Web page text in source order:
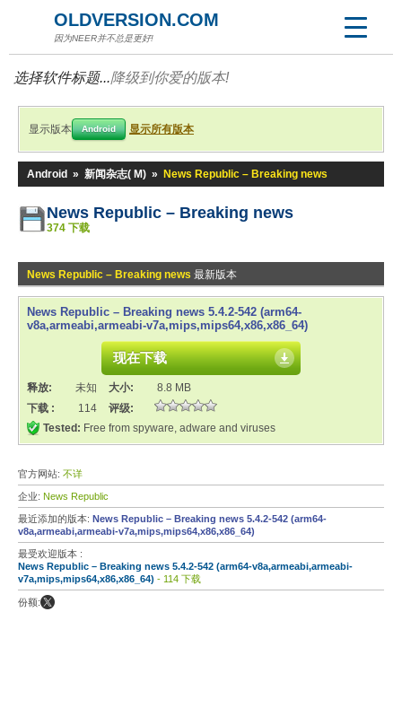
OLDVERSION.COM
因为NEER并不总是更好!
选择软件标题...降级到你爱的版本!
显示版本 Android 显示所有版本
Android » 新闻杂志( M) » News Republic – Breaking news
News Republic – Breaking news
374 下载
News Republic – Breaking news 最新版本
News Republic – Breaking news 5.4.2-542 (arm64-
v8a,armeabi,armeabi-v7a,mips,mips64,x86,x86_64)
现在下载
释放: 未知 大小:
8.8 MB
下载 :
114
评级:
Tested: Free from spyware, adware and viruses
官方网站: 不详
企业: News Republic
最近添加的版本: News Republic – Breaking news 5.4.2-542 (arm64-
v8a,armeabi,armeabi-v7a,mips,mips64,x86,x86_64)
最受欢迎版本 :
News Republic – Breaking news 5.4.2-542 (arm64-v8a,armeabi,armeabi-
v7a,mips,mips64,x86,x86_64) - 114 下载
份额: